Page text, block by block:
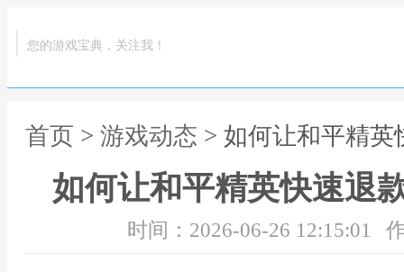
您的游戏宝典，关注我！
首页 > 游戏动态 > 如何让和平精
如何让和平精英快速退
时间：2026-06-26 12:15:01